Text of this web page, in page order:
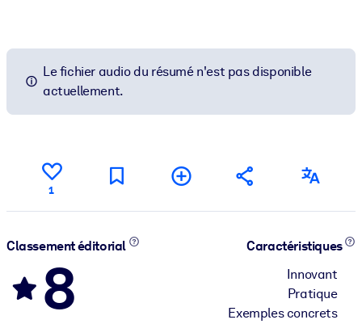
Le fichier audio du résumé n'est pas disponible
actuellement.
1
Classement éditorial
8
Caractéristiques
Innovant
Pratique
Exemples concrets